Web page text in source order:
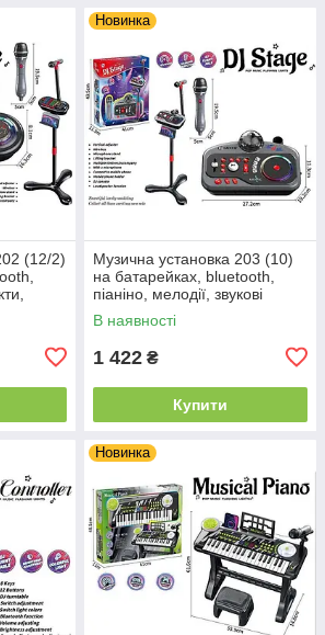
(12/2)
Новинка
Музична установка 203 (10)
на батарейках, bluetooth,
піаніно, мелодії, звукові
ефекти, запис, підсвічування,
мікрофон, стійка, в
В наявності
1 422 ₴
Купити
Новинка